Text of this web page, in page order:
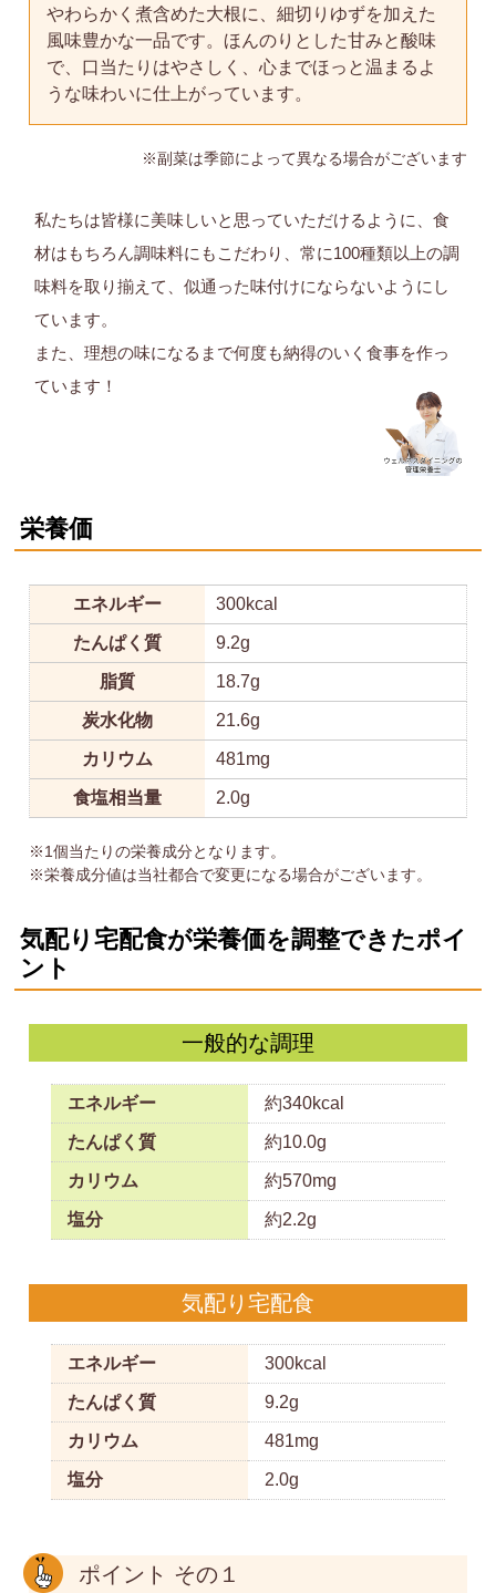
やわらかく煮含めた大根に、細切りゆずを加えた
風味豊かな一品です。ほんのりとした甘みと酸味
で、口当たりはやさしく、心までほっと温まるよ
うな味わいに仕上がっています。
※副菜は季節によって異なる場合がございます
私たちは皆様に美味しいと思っていただけるように、食
材はもちろん調味料にもこだわり、常に100種類以上の調
味料を取り揃えて、似通った味付けにならないようにし
ています。
また、理想の味になるまで何度も納得のいく食事を作っ
ています！
栄養価
エネルギー 300kcal
たんぱく質 9.2g
脂質 18.7g
炭水化物 21.6g
カリウム 481mg
食塩相当量 2.0g
※1個当たりの栄養成分となります。
※栄養成分値は当社都合で変更になる場合がございます。
気配り宅配食が栄養価を調整できたポイ
ント
一般的な調理
エネルギー 約340kcal
たんぱく質 約10.0g
カリウム 約570mg
塩分 約2.2g
気配り宅配食
エネルギー 300kcal
たんぱく質 9.2g
カリウム 481mg
塩分 2.0g
ポイント その１